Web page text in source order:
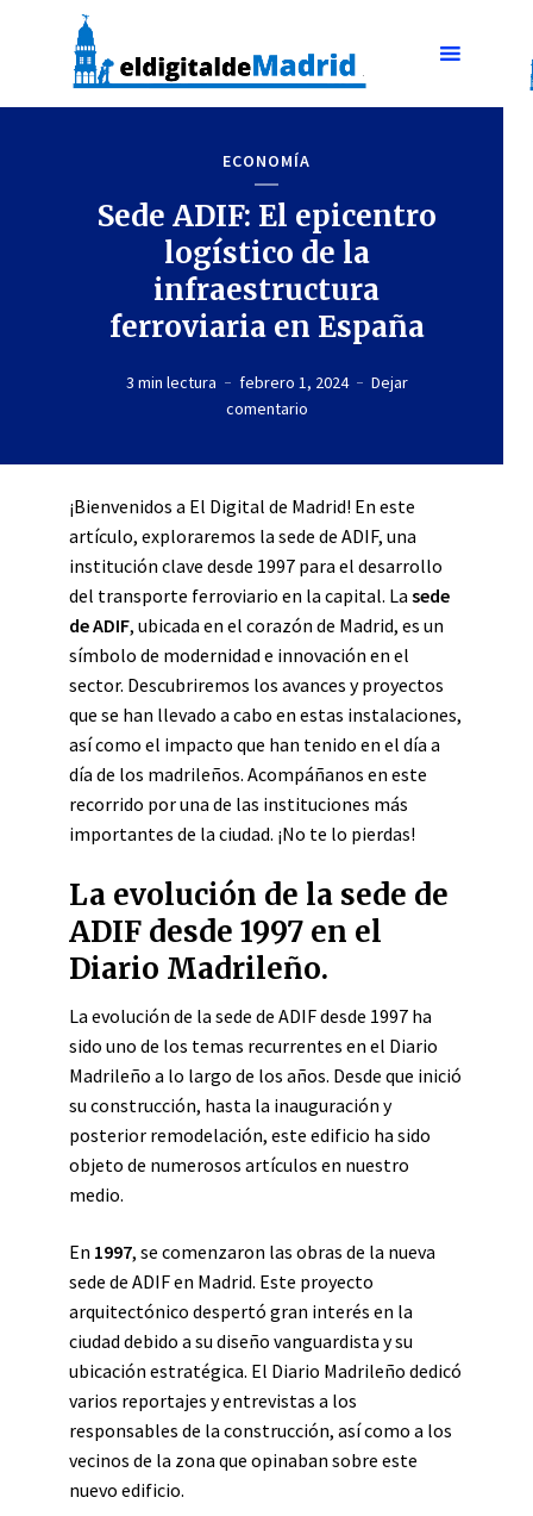
ECONOMÍA
Sede ADIF: El epicentro
logístico de la
infraestructura
ferroviaria en España
3 min lectura febrero 1, 2024
Dejar
comentario
¡Bienvenidos a El Digital de Madrid! En este
artículo, exploraremos la sede de ADIF, una
institución clave desde 1997 para el desarrollo
del transporte ferroviario en la capital. La sede
de ADIF, ubicada en el corazón de Madrid, es un
símbolo de modernidad e innovación en el
sector. Descubriremos los avances y proyectos
que se han llevado a cabo en estas instalaciones,
así como el impacto que han tenido en el día a
día de los madrileños. Acompáñanos en este
recorrido por una de las instituciones más
importantes de la ciudad. ¡No te lo pierdas!
La evolución de la sede de
ADIF desde 1997 en el
Diario Madrileño.
La evolución de la sede de ADIF desde 1997 ha
sido uno de los temas recurrentes en el Diario
Madrileño a lo largo de los años. Desde que inició
su construcción, hasta la inauguración y
posterior remodelación, este edificio ha sido
objeto de numerosos artículos en nuestro
medio.
En 1997, se comenzaron las obras de la nueva
sede de ADIF en Madrid. Este proyecto
arquitectónico despertó gran interés en la
ciudad debido a su diseño vanguardista y su
ubicación estratégica. El Diario Madrileño dedicó
varios reportajes y entrevistas a los
responsables de la construcción, así como a los
vecinos de la zona que opinaban sobre este
nuevo edificio.